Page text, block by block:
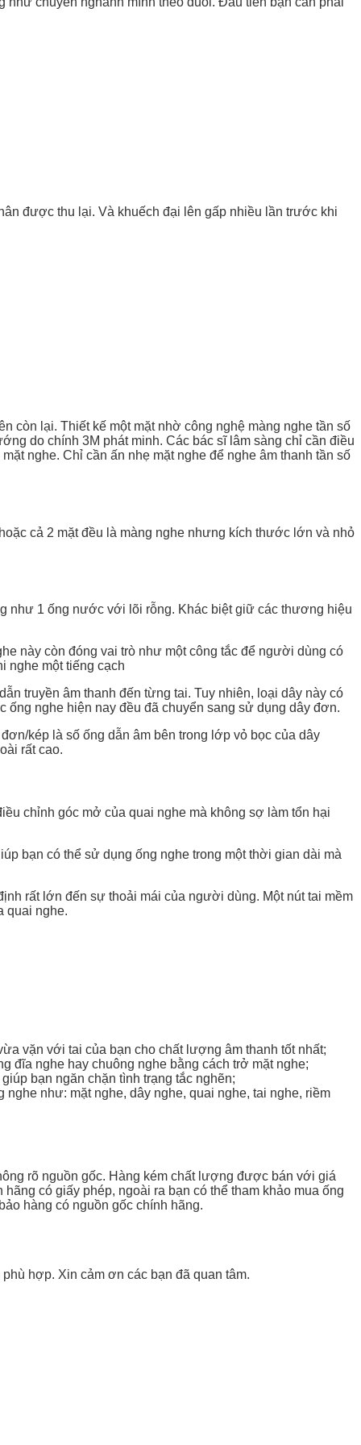
được thu lại. Và khuếch đại lên gấp nhiều lần trước khi
còn lại. Thiết kế một mặt nhờ công nghệ màng nghe tần số
do chính 3M phát minh. Các bác sĩ lâm sàng chỉ cần điều
nghe. Chỉ cần ấn nhẹ mặt nghe để nghe âm thanh tần số
cả 2 mặt đều là màng nghe nhưng kích thước lớn và nhỏ
như 1 ống nước với lõi rỗng. Khác biệt giữ các thương hiệu
này còn đóng vai trò như một công tắc để người dùng có
nghe một tiếng cạch
truyền âm thanh đến từng tai. Tuy nhiên, loại dây này có
ống nghe hiện nay đều đã chuyển sang sử dụng dây đơn.
kép là số ống dẫn âm bên trong lớp vỏ bọc của dây
rất cao.
chỉnh góc mở của quai nghe mà không sợ làm tổn hại
bạn có thể sử dụng ống nghe trong một thời gian dài mà
rất lớn đến sự thoải mái của người dùng. Một nút tai mềm
quai nghe.
vặn với tai của bạn cho chất lượng âm thanh tốt nhất;
đĩa nghe hay chuông nghe bằng cách trở mặt nghe;
bạn ngăn chặn tình trạng tắc nghẽn;
như: mặt nghe, dây nghe, quai nghe, tai nghe, riềm
rõ nguồn gốc. Hàng kém chất lượng được bán với giá
có giấy phép, ngoài ra bạn có thể tham khảo mua ống
hàng có nguồn gốc chính hãng.
hợp. Xin cảm ơn các bạn đã quan tâm.